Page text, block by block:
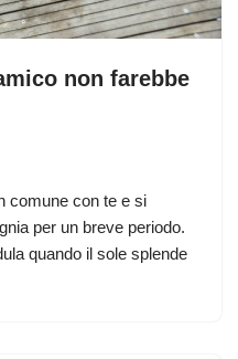
non farebbe
comune con te e si
per un breve periodo.
quando il sole splende